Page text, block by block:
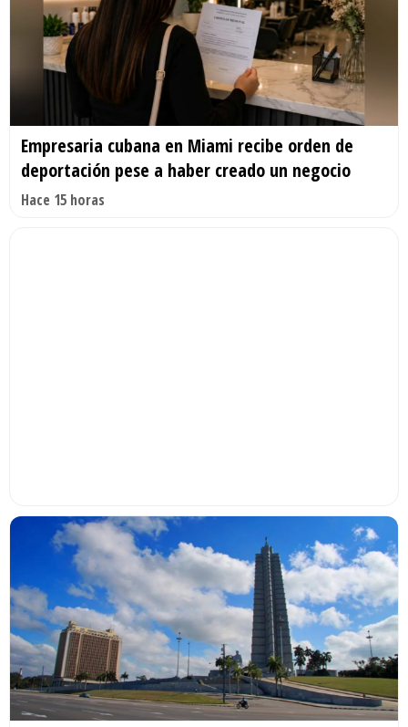
Empresaria cubana en Miami recibe orden de
deportación pese a haber creado un negocio
Hace 15 horas